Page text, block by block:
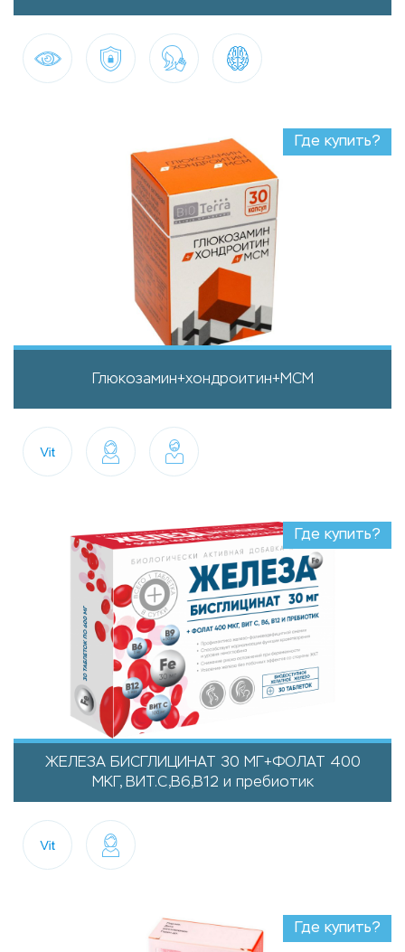
Глюкозамин+хондроитин+МСМ
Где купить?
ЖЕЛЕЗА БИСГЛИЦИНАТ 30 МГ+ФОЛАТ 400
МКГ, ВИТ.C,B6,B12 и пребиотик
Где купить?
Где купить?